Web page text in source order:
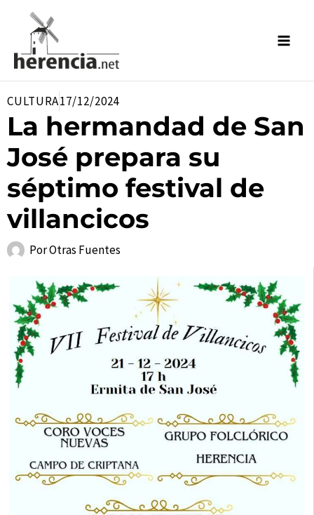
contenido
CULTURA17/12/2024
La hermandad de San
José prepara su
séptimo festival de
villancicos
PorOtras Fuentes